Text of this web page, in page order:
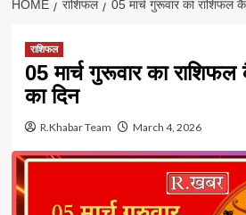
HOME राशिफल 05 मार्च गुरूवार का राशिफल
राशिफल
05 मार्च गुरूवार का
का दिन
R.Khabar Team March 4, 2026